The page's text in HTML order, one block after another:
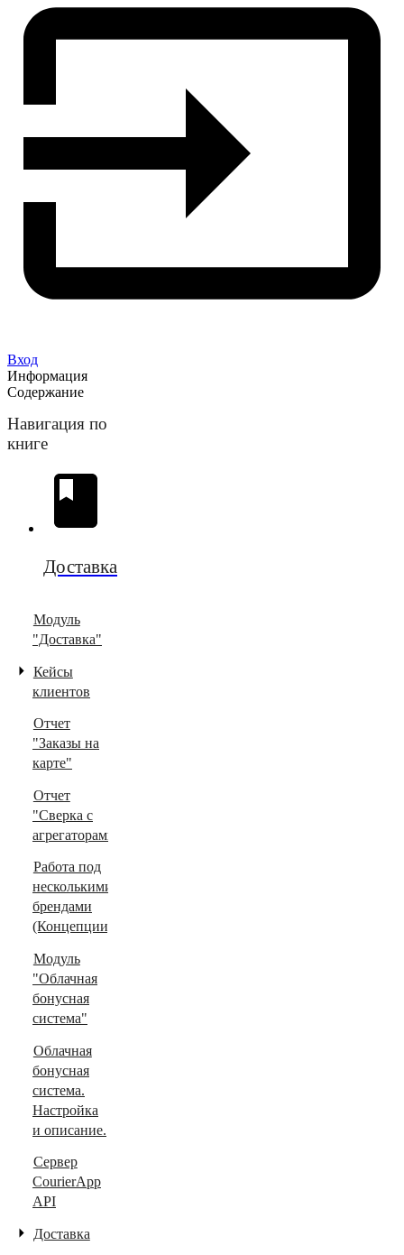
Вход
Информация
Содержание
Навигация по
книге
Доставка
Модуль
"Доставка"
Кейсы
клиентов
Отчет
"Заказы на
карте"
Отчет
"Сверка с
агрегаторами"
Работа под
несколькими
брендами
(Концепции)
Модуль
"Облачная
бонусная
система"
Облачная
бонусная
система.
Настройка
и описание.
Сервер
CourierApp
API
Доставка